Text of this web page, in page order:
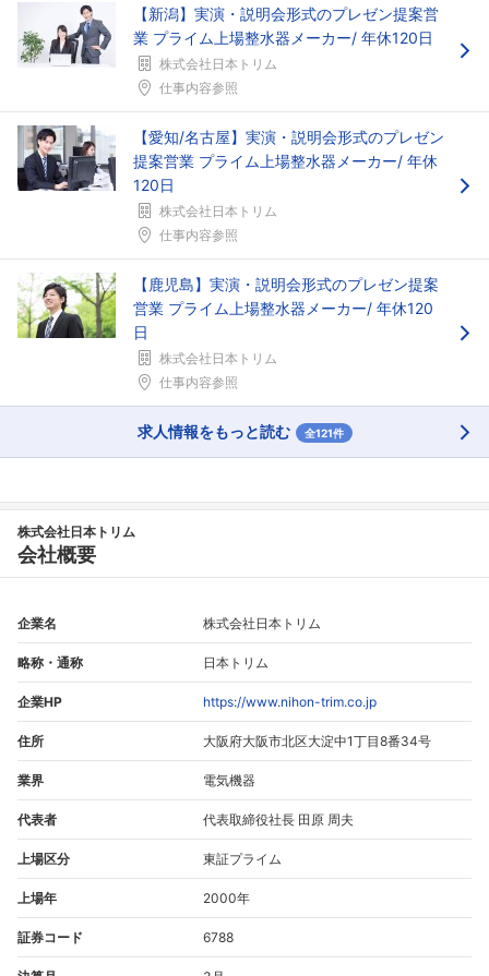
フォローしました
こちらの企業もフォローしませんか？
【新潟】実演・説明会形式のプレゼン提案営
業 プライム上場整水器メーカー/ 年休120日
株式会社日本トリム
仕事内容参照
【愛知/名古屋】実演・説明会形式のプレゼン
提案営業 プライム上場整水器メーカー/ 年休
120日
株式会社日本トリム
仕事内容参照
【鹿児島】実演・説明会形式のプレゼン提案
営業 プライム上場整水器メーカー/ 年休120
日
株式会社日本トリム
仕事内容参照
求人情報をもっと読む 全121件
株式会社日本トリム
会社概要
企業名 株式会社日本トリム
略称・通称 日本トリム
企業HP https://www.nihon-trim.co.jp
住所 大阪府大阪市北区大淀中1丁目8番34号
業界 電気機器
代表者 代表取締役社長 田原 周夫
上場区分 東証プライム
上場年 2000年
証券コード 6788